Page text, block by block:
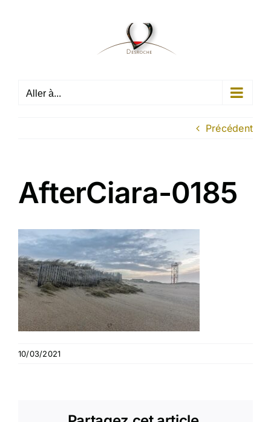
Aller à...
Précédent
AfterCiara-0185
10/03/2021